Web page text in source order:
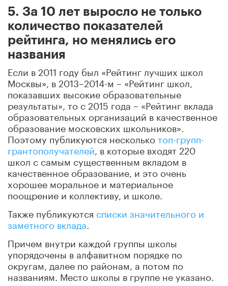
5. За 10 лет выросло не только
количество показателей
рейтинга, но менялись его
названия
Если в 2011 году был «Рейтинг лучших школ
Москвы», в 2013–2014-м – «Рейтинг школ,
показавших высокие образовательные
результаты», то с 2015 года – «Рейтинг вклада
образовательных организаций в качественное
образование московских школьников».
Поэтому публикуются несколькотоп-групп-
грантополучателей , в которые входят 220
школ с самым существенным вкладом в
качественное образование, и это очень
хорошее моральное и материальное
поощрение и коллективу, и школе.
Также публикуются списки значительного и
заметного вклада
Причем внутри каждой группы школы
упорядочены в алфавитном порядке по
округам, далее по районам, а потом по
названиям. Место школы в группе не указано.